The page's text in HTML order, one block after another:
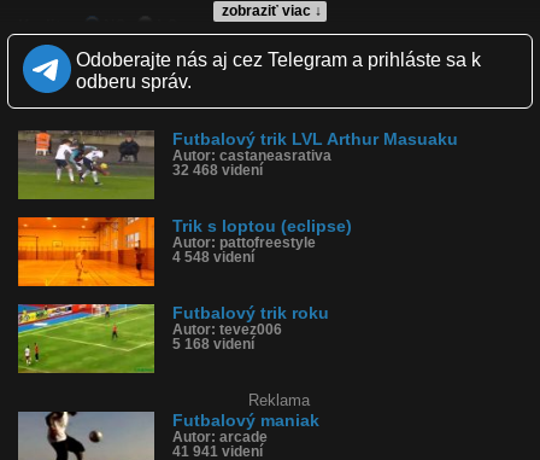
zobraziť viac ↓
Zverejnené: 27.11.2018 17:37
Páči sa: 73% (44 hlasov)
Obľúbené: 6
Kategória: ľudia
Tagy: futbal, trik, lopta, černoch, afrika, talent
História sledovanosti videa:
Odoberajte nás aj cez Telegram a prihláste sa k
odberu správ.
Futbalový trik LVL Arthur Masuaku
Autor: castaneasrativa
32 468 videní
Trik s loptou (eclipse)
Autor: pattofreestyle
4 548 videní
Futbalový trik roku
Autor: tevez006
5 168 videní
Reklama
Futbalový maniak
Autor: arcade
41 941 videní